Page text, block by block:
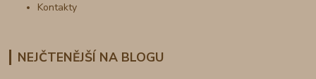
Kontakty
NEJČTENĚJŠÍ NA BLOGU